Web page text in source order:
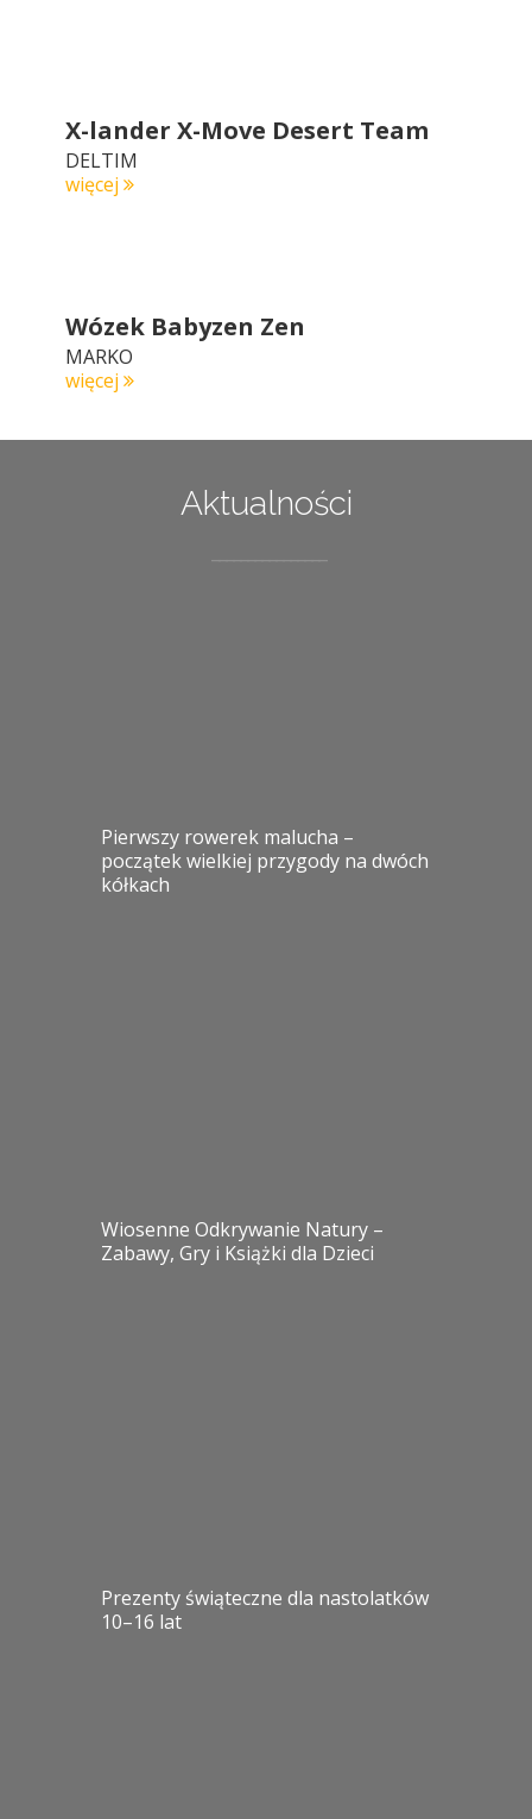
X-lander X-Move Desert Team
DELTIM
więcej
Wózek Babyzen Zen
MARKO
więcej
Aktualności
Pierwszy rowerek malucha –
początek wielkiej przygody na dwóch
kółkach
Wiosenne Odkrywanie Natury –
Zabawy, Gry i Książki dla Dzieci
Prezenty świąteczne dla nastolatków
10–16 lat